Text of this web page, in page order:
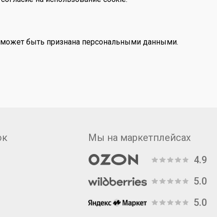
может быть признана персональными данными.
Мы на маркетплейсах
4.9
5.0
5.0